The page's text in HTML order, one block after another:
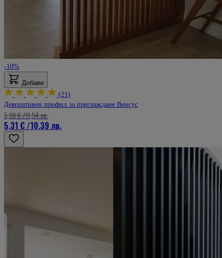
-10%
Добави
(21)
Декоративен профил за преграждане Венсус
5,31 €/10,39 лв.
5,90 €/11,54 лв.